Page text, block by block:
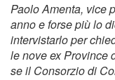
Paolo Amenta, vice
anno e forse più lo
intervistarlo per
le nove ex Province
se il Consorzio di